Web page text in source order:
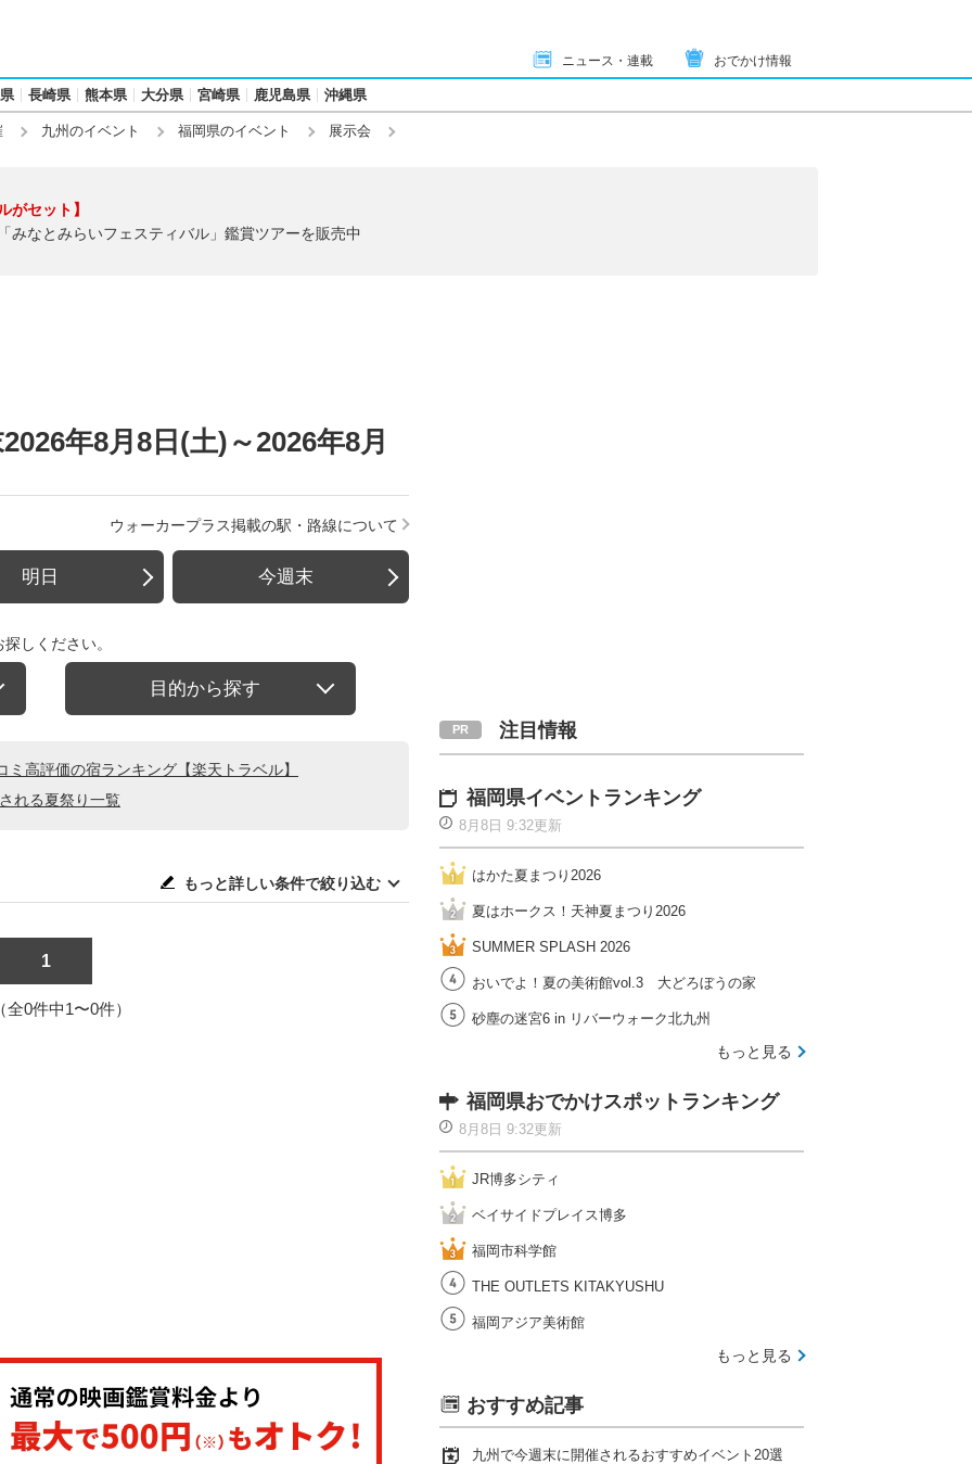
ニュース・連載 おでかけ情報
長崎県 熊本県 大分県 宮崎県 鹿児島県 沖縄県
九州のイベント 福岡県のイベント 展示会
がセット】
みなとみらいフェスティバル」鑑賞ツアーを販売中
年8月8日(土)～2026年8月
ウォーカープラス掲載の駅・路線について
明日 今週末
しください。
目的から探す
高評価の宿ランキング【楽天トラベル】
れる夏祭り一覧
もっと詳しい条件で絞り込む
1
全0件中1〜0件）
注目情報
福岡県イベントランキング
8月8日 9:32更新
はかた夏まつり2026
夏はホークス！天神夏まつり2026
SUMMER SPLASH 2026
おいでよ！夏の美術館vol.3 大どろぼうの家
砂塵の迷宮6 in リバーウォーク北九州
もっと見る
福岡県おでかけスポットランキング
8月8日 9:32更新
JR博多シティ
ベイサイドプレイス博多
福岡市科学館
THE OUTLETS KITAKYUSHU
福岡アジア美術館
もっと見る
おすすめ記事
九州で今週末に開催されるおすすめイベント20選